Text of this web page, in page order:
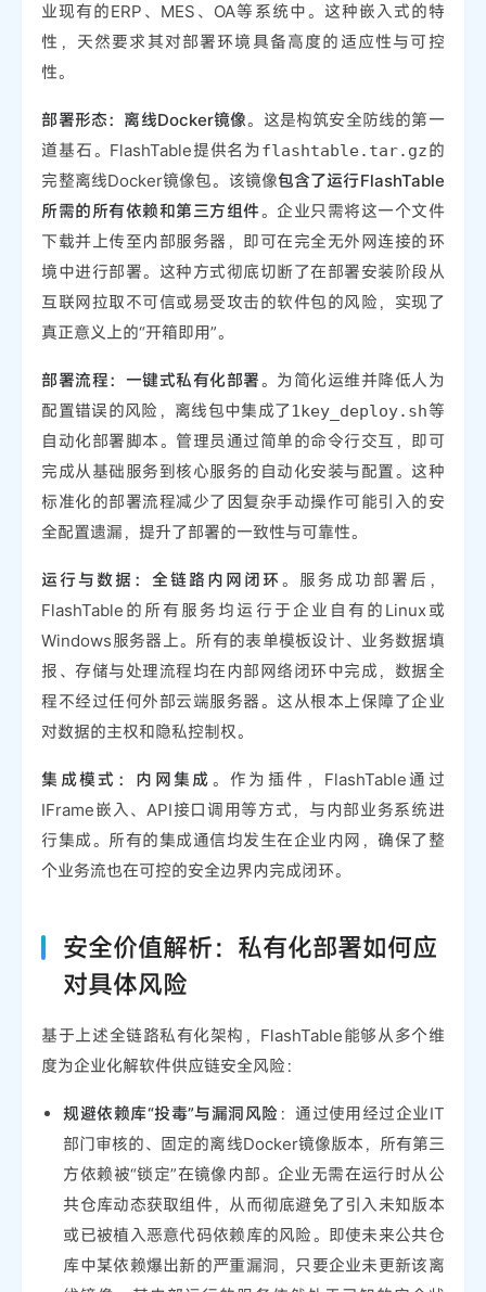
业现有的ERP、MES、OA等系统中。这种嵌入式的特
性，天然要求其对部署环境具备高度的适应性与可控
性。
部署形态：离线Docker镜像。这是构筑安全防线的第一
道基石。FlashTable提供名为flashtable.tar.gz的
完整离线Docker镜像包。该镜像包含了运行FlashTable
所需的所有依赖和第三方组件。企业只需将这一个文件
下载并上传至内部服务器，即可在完全无外网连接的环
境中进行部署。这种方式彻底切断了在部署安装阶段从
互联网拉取不可信或易受攻击的软件包的风险，实现了
真正意义上的“开箱即用”。
部署流程：一键式私有化部署。为简化运维并降低人为
配置错误的风险，离线包中集成了1key_deploy.sh等
自动化部署脚本。管理员通过简单的命令行交互，即可
完成从基础服务到核心服务的自动化安装与配置。这种
标准化的部署流程减少了因复杂手动操作可能引入的安
全配置遗漏，提升了部署的一致性与可靠性。
运行与数据：全链路内网闭环。服务成功部署后，
FlashTable的所有服务均运行于企业自有的Linux或
Windows服务器上。所有的表单模板设计、业务数据填
报、存储与处理流程均在内部网络闭环中完成，数据全
程不经过任何外部云端服务器。这从根本上保障了企业
对数据的主权和隐私控制权。
集成模式：内网集成 。作为插件，FlashTable通过
IFrame嵌入、API接口调用等方式，与内部业务系统进
行集成。所有的集成通信均发生在企业内网，确保了整
个业务流也在可控的安全边界内完成闭环。
安全价值解析：私有化部署如何应
对具体风险
基于上述全链路私有化架构，FlashTable能够从多个维
度为企业化解软件供应链安全风险：
规避依赖库“投毒”与漏洞风险 ：通过使用经过企业IT
部门审核的、固定的离线Docker镜像版本，所有第三
方依赖被“锁定”在镜像内部。企业无需在运行时从公
共仓库动态获取组件，从而彻底避免了引入未知版本
或已被植入恶意代码依赖库的风险。即使未来公共仓
库中某依赖爆出新的严重漏洞，只要企业未更新该离